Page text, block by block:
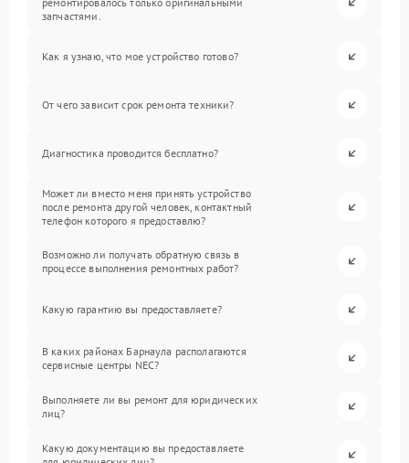
запчастями.
Как я узнаю, что мое устройство готово?
От чего зависит срок ремонта техники?
Диагностика проводится бесплатно?
Может ли вместо меня принять устройство
после ремонта другой человек, контактный
телефон которого я предоставлю?
Возможно ли получать обратную связь в
процессе выполнения ремонтных работ?
Какую гарантию вы предоставляете?
В каких районах Барнаула располагаются
сервисные центры NEC?
Выполняете ли вы ремонт для юридических
лиц?
Какую документацию вы предоставляете